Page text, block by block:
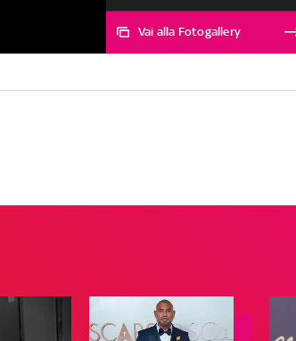
Vai alla Fotogallery